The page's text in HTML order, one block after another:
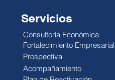
Servicios
Consultoría Económica
Fortalecimiento Empresarial
Prospectiva
Acompañamiento